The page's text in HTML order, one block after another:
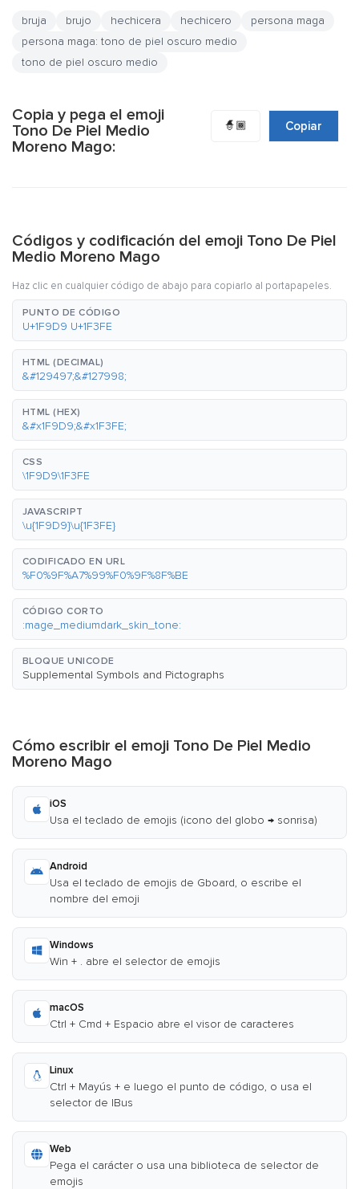
bruja brujo hechicera hechicero
persona maga
persona maga: tono de piel oscuro medio
tono de piel oscuro medio
Copia y pega el emoji
Tono De Piel Medio
Moreno Mago:
🧙🏾 Copiar
Códigos y codificación del emoji Tono De Piel
Medio Moreno Mago
Haz clic en cualquier código de abajo para copiarlo al portapapeles.
PUNTO DE CÓDIGO
U+1F9D9 U+1F3FE
HTML (DECIMAL)
&#129497;&#127998;
HTML (HEX)
&#x1F9D9;&#x1F3FE;
CSS
\1F9D9\1F3FE
JAVASCRIPT
\u{1F9D9}\u{1F3FE}
CODIFICADO EN URL
%F0%9F%A7%99%F0%9F%8F%BE
CÓDIGO CORTO
:mage_mediumdark_skin_tone:
BLOQUE UNICODE
Supplemental Symbols and Pictographs
Cómo escribir el emoji Tono De Piel Medio
Moreno Mago
iOS
Usa el teclado de emojis (icono del globo → sonrisa)
Android
Usa el teclado de emojis de Gboard, o escribe el
nombre del emoji
Windows
Win + . abre el selector de emojis
macOS
Ctrl + Cmd + Espacio abre el visor de caracteres
Linux
Ctrl + Mayús + e luego el punto de código, o usa el
selector de IBus
Web
Pega el carácter o usa una biblioteca de selector de
emojis